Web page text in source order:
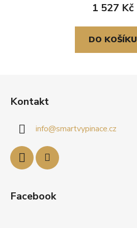
1 527 Kč
DO KOŠÍKU
Kontakt
info@smartvypinace.cz
Facebook